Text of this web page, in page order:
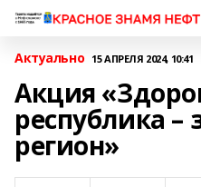
Актуально 15 АПРЕЛЯ 2024, 10:41
Акция
республика –
регион»